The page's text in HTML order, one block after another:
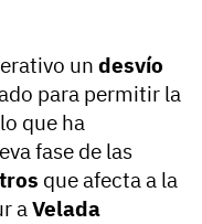
un desvío
para permitir la
que ha
fase de las
que afecta a la
aVelada